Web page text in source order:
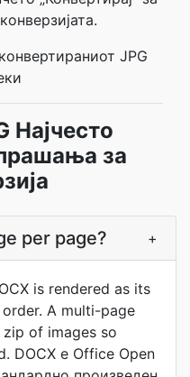
JPG
Најчесто
за
per page? +
is rendered as its
A multi-page
of images so
DOCX е Office Open